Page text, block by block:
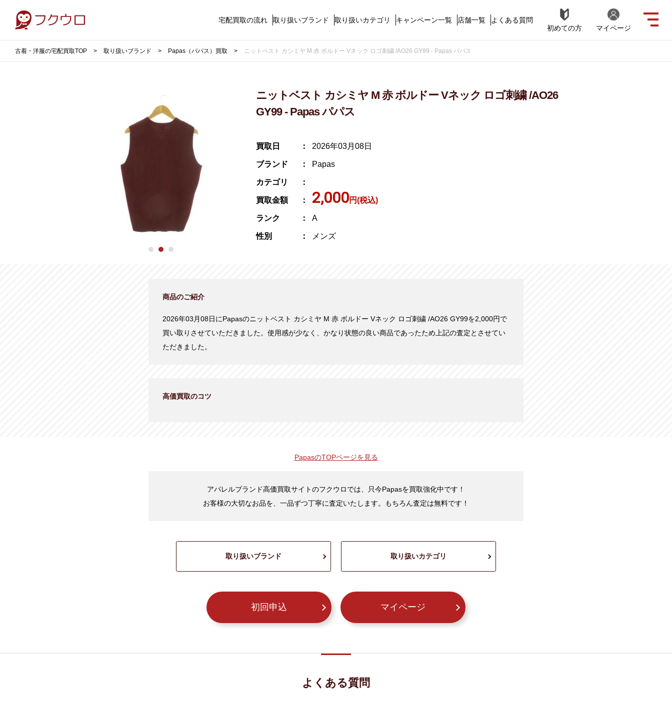
宅配買取の流れ 取り扱いブランド 取り扱いカテゴリ キャンペーン一覧 店舗一覧
よくある質問
初めての方
マイページ
古着・洋服の宅配買取TOP 取り扱いブランド Papas（パパス）買取 ニットベスト カシミヤ M 赤 ボルドー Vネック ロゴ刺繍 /AO26 GY99 - Papas パパス
ニットベスト カシミヤ M 赤 ボルドー Vネック ロゴ刺繍 /AO26
GY99 - Papas パパス
買取日 2026年03月08日
ブランド Papas
カテゴリ
買取金額 2,000円(税込)
ランク A
性別 メンズ
商品のご紹介
2026年03月08日にPapasのニットベスト カシミヤ M 赤 ボルドー Vネック ロゴ刺繍 /AO26 GY99を2,000円で
買い取りさせていただきました。使用感が少なく、かなり状態の良い商品であったため上記の査定とさせてい
ただきました。
高価買取のコツ
PapasのTOPページを見る
アパレルブランド高価買取サイトのフクウロでは、只今Papasを買取強化中です！
お客様の大切なお品を、一品ずつ丁寧に査定いたします。もちろん査定は無料です！
取り扱いブランド 取り扱いカテゴリ
初回申込 マイページ
よくある質問